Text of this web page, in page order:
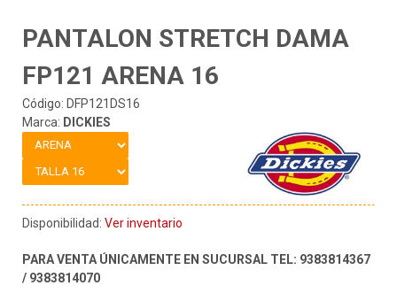
PANTALON STRETCH DAMA
FP121 ARENA 16
Código: DFP121DS16
Marca: DICKIES
Disponibilidad: Ver inventario
PARA VENTA ÚNICAMENTE EN SUCURSAL TEL: 9383814367
/ 9383814070